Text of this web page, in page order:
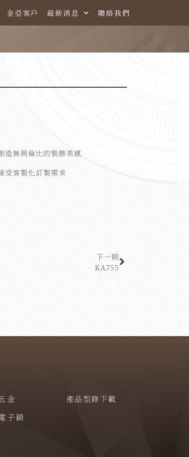
金亞客戶 最新消息 聯絡我們
造無與倫比的裝飾美感
受客製化訂製需求
下一則
KA755
金
子鎖
產品型錄下載